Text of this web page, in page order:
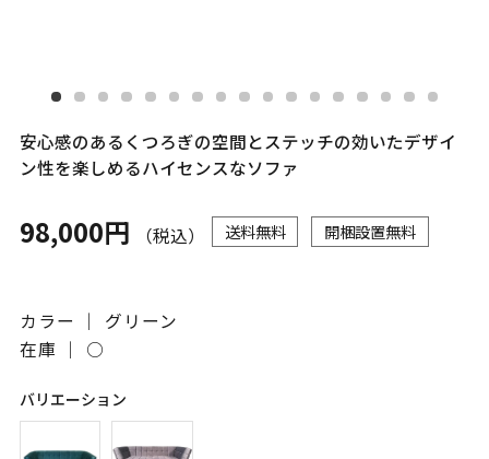
安心感のあるくつろぎの空間とステッチの効いたデザイ
ン性を楽しめるハイセンスなソファ
98,000円 （税込） 送料無料 開梱設置無料
カラー ｜ グリーン
在庫 ｜ ○
バリエーション